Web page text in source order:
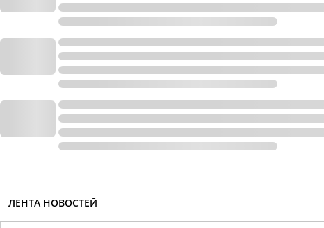
ЛЕНТА НОВОСТЕЙ